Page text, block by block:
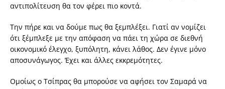
αντιπολίτευση θα τον φέρει πιο κοντά.
Την πήρε και να δούμε πως θα ξεμπλέξει. Γιατί αν νομίζει
ότι ξέμπλεξε με την απόφαση να πάει τη χώρα σε διεθνή
οικονομικό έλεγχο, ξυπόλητη, κάνει λάθος. Δεν έγινε μόνο
αποσυνάγωγος. Έχει και άλλες εκκρεμότητες.
Ομοίως ο Τσίπρας θα μπορούσε να αφήσει τον Σαμαρά να